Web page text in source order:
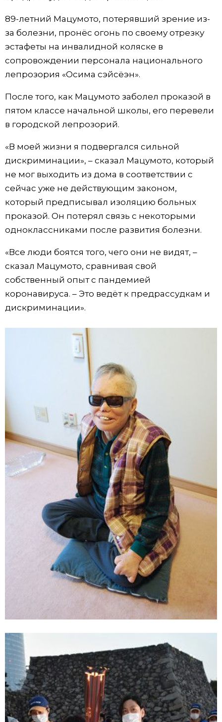
Политика
Экономика
Общество
Технологии
Токио
От редакции
Японский калейдоскоп
Семья
Еда и напитки
89-летний Мацумото, потерявший зрение из-
за болезни, пронёс огонь по своему отрезку
эстафеты на инвалидной коляске в
сопровождении персонала национального
лепрозория «Осима сэйсёэн».
После того, как Мацумото заболел проказой в
пятом классе начальной школы, его перевели
в городской лепрозорий.
«В моей жизни я подвергался сильной
дискриминации», – сказал Мацумото, который
не мог выходить из дома в соответствии с
сейчас уже не действующим законом,
который предписывал изоляцию больных
проказой. Он потерял связь с некоторыми
одноклассниками после развития болезни.
«Все люди боятся того, чего они не видят, –
сказал Мацумото, сравнивая свой
собственный опыт с пандемией
коронавируса. – Это ведёт к предрассудкам и
дискриминации».